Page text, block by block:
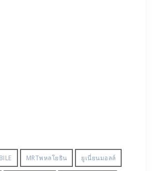
MRTพหลโยธิน ยูเนี่ยนมอลล์